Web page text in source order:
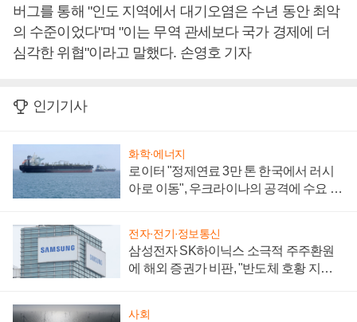
버그를 통해 "인도 지역에서 대기오염은 수년 동안 최악
의 수준이었다"며 "이는 무역 관세보다 국가 경제에 더
심각한 위협"이라고 말했다. 손영호 기자
인기기사
화학·에너지
로이터 "정제연료 3만 톤 한국에서 러시
아로 이동", 우크라이나의 공격에 수요 늘
전자·전기·정보통신
삼성전자 SK하이닉스 소극적 주주환원
에 해외 증권가 비판, "반도체 호황 지속
사회